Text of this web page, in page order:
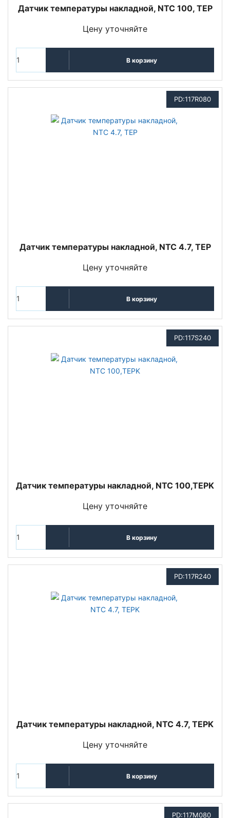
Датчик температуры накладной, NTC 100, TEP
Цену уточняйте
В корзину
PD:117R080
Датчик температуры накладной, NTC 4.7, TEP
Цену уточняйте
В корзину
PD:117S240
Датчик температуры накладной, NTC 100,TEPK
Цену уточняйте
В корзину
PD:117R240
Датчик температуры накладной, NTC 4.7, TEPK
Цену уточняйте
В корзину
PD:117M080